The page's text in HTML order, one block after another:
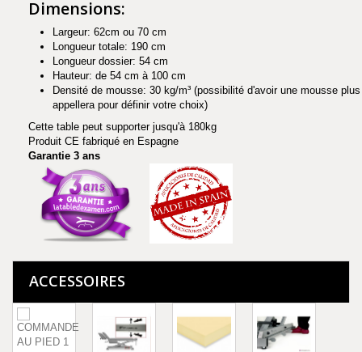
Dimensions:
Largeur: 62cm ou 70 cm
Longueur totale: 190 cm
Longueur dossier: 54 cm
Hauteur: de 54 cm à 100 cm
Densité de mousse: 30 kg/m³ (possibilité d'avoir une mousse
appellera pour définir votre choix)
Cette table peut supporter jusqu'à 180kg
Produit CE fabriqué en Espagne
Garantie 3 ans
ACCESSOIRES